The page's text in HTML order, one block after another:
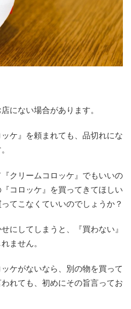
にない場合があります。
ケ』を頼まれても、品切れにな
クリームコロッケ』でもいいの
コロッケ』を買ってきてほしい
てこなくていいのでしょうか？
にしてしまうと、『買わない』
ません。
ッケがないなら、別の物を買って
れても、初めにその旨言ってお